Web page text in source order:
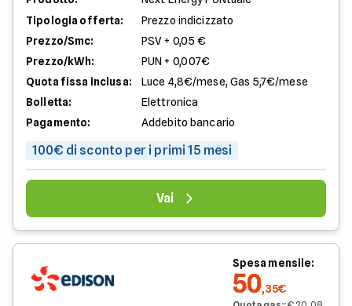
Tipologia offerta:
Prezzo indicizzato
Prezzo/Smc:
PSV + 0,05 €
Prezzo/kWh:
PUN + 0,007€
Quota fissa inclusa:
Luce 4,8€/mese, Gas 5,7€/mese
Bolletta:
Elettronica
Pagamento:
Addebito bancario
100€ di sconto per i primi 15 mesi
Vai
Spesa mensile:
50,35€